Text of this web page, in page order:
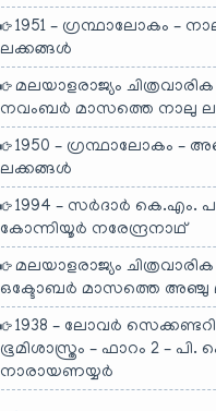
1951 – ഗ്രന്ഥാലോകം –
ലക്കങ്ങൾ
മലയാളരാജ്യം ചിത്രവാരിക
നവംബർ മാസത്തെ നാലു
1950 – ഗ്രന്ഥാലോകം –
ലക്കങ്ങൾ
1994 – സർദാർ കെ.എം.
കോന്നിയൂർ നരേന്ദ്രനാഥ്
മലയാളരാജ്യം ചിത്രവാരിക
ഒക്ടോബർ മാസത്തെ അഞ്ചു
1938 – ലോവർ സെക്കണ്ടറി
ഭൂമിശാസ്ത്രം – ഫാറം 2 – പി.
നാരായണയ്യർ